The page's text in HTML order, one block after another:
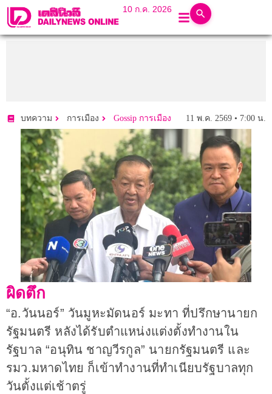
10 ก.ค. 2026
บทความ การเมือง Gossip การเมือง 11 พ.ค. 2569 • 7:00 น.
ผิดตึก
“อ.วันนอร์” วันมูหะมัดนอร์ มะทา ที่ปรึกษานายก
รัฐมนตรี หลังได้รับตำแหน่งแต่งตั้งทำงานใน
รัฐบาล “อนุทิน ชาญวีรกูล” นายกรัฐมนตรี และ
รมว.มหาดไทย ก็เข้าทำงานที่ทำเนียบรัฐบาลทุก
วันตั้งแต่เช้าตรู่